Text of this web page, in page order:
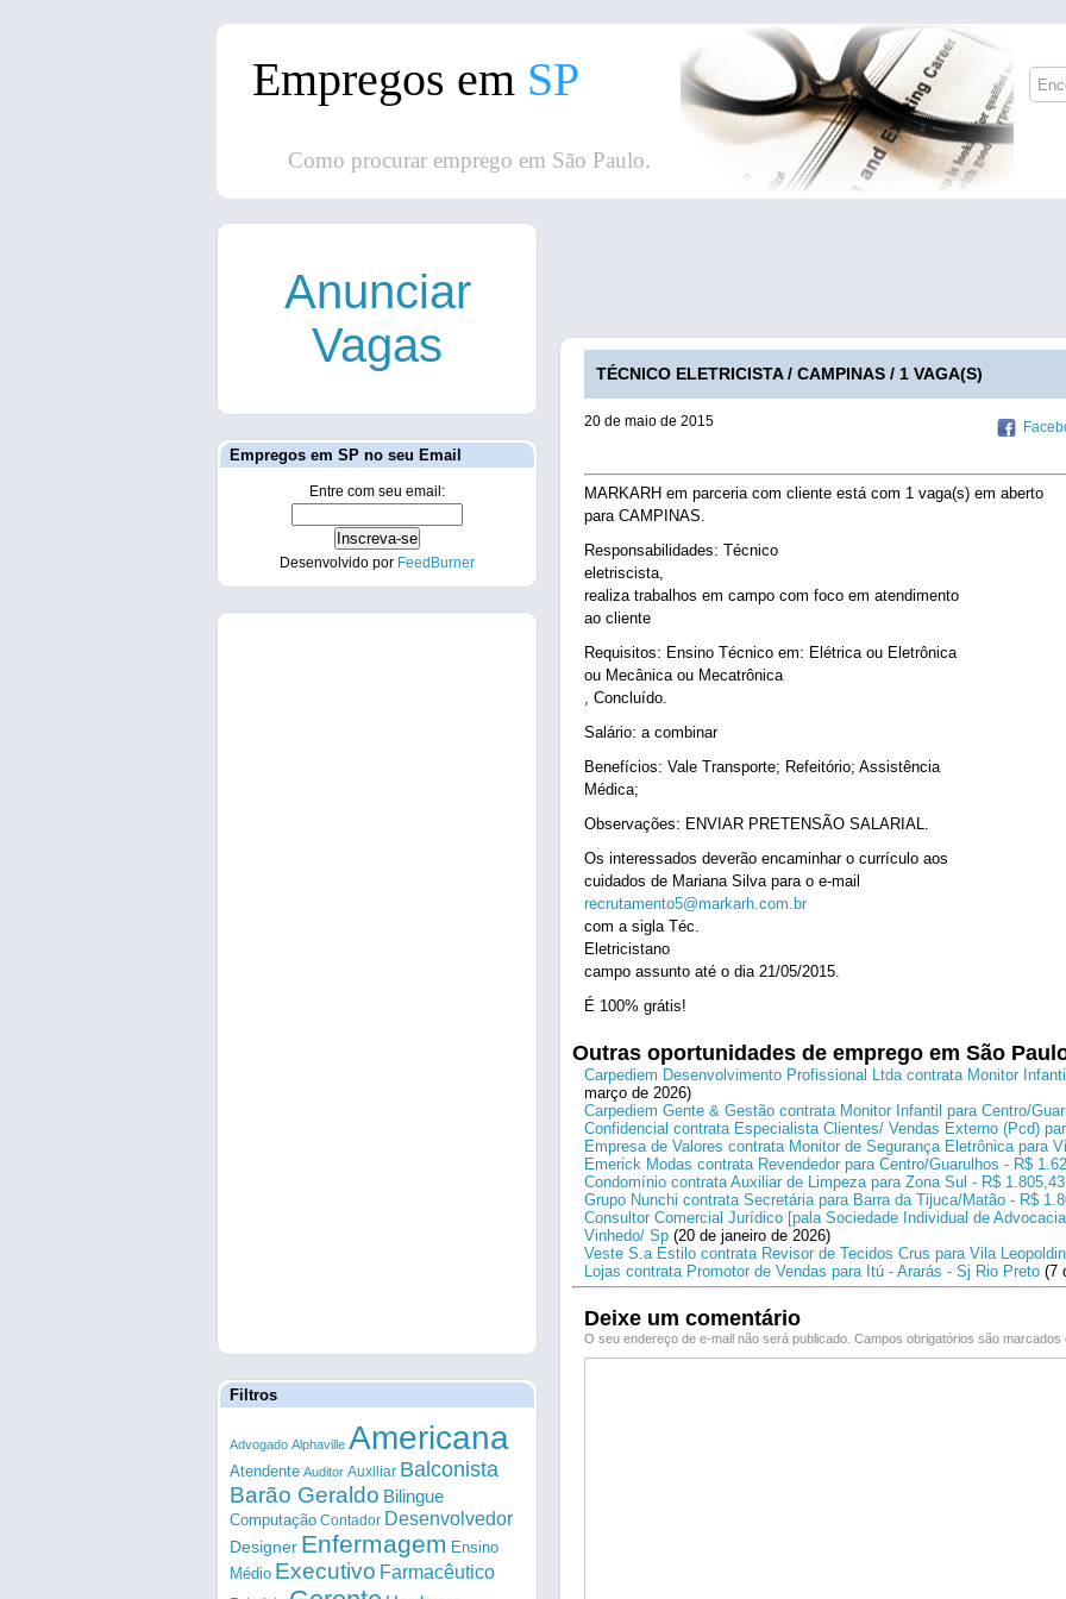
Empregos em SP
Como procurar emprego em São Paulo.
TÉCNICO ELETRICISTA / CAMPINAS / 1 VAGA(S)
20 de maio de 2015
MARKARH em parceria com cliente está com 1 vaga(s) em aberto
para CAMPINAS.
Responsabilidades: Técnico
eletriscista,
realiza trabalhos em campo com foco em atendimento
ao cliente
Requisitos: Ensino Técnico em: Elétrica ou Eletrônica
ou Mecânica ou Mecatrônica
, Concluído.
Salário: a combinar
Benefícios: Vale Transporte; Refeitório; Assistência
Médica;
Observações: ENVIAR PRETENSÃO SALARIAL.
Os interessados deverão encaminhar o currículo aos
cuidados de Mariana Silva para o e-mail
recrutamento5@markarh.com.br
com a sigla Téc.
Eletricistano
campo assunto até o dia 21/05/2015.
É 100% grátis!
Outras oportunidades de emprego em São
Carpediem Desenvolvimento Profissional Ltda contrata Monitor
março de 2026)
Carpediem Gente & Gestão contrata Monitor Infantil para Centro/
Confidencial contrata Especialista Clientes/ Vendas Externo (Pcd)
Empresa de Valores contrata Monitor de Segurança Eletrônica para
Emerick Modas contrata Revendedor para Centro/Guarulhos - R$
Condomínio contrata Auxiliar de Limpeza para Zona Sul - R$ 1.805,43
Grupo Nunchi contrata Secretária para Barra da Tijuca/Matão - R$
Consultor Comercial Jurídico [pala Sociedade Individual de
Vinhedo/ Sp (20 de janeiro de 2026)
Veste S.a Estilo contrata Revisor de Tecidos Crus para Vila
Lojas contrata Promotor de Vendas para Itú - Ararás - Sj Rio Preto (7
Deixe um comentário
O seu endereço de e-mail não será publicado. Campos obrigatórios são
Anunciar
Vagas
Empregos em SP no seu Email
Entre com seu email:
Desenvolvido por FeedBurner
Filtros
Advogado Alphaville Americana
Atendente Auditor Auxiliar Balconista
Barão Geraldo Bilingue
Computação Contador Desenvolvedor
Designer Enfermagem Ensino
Médio Executivo Farmacêutico